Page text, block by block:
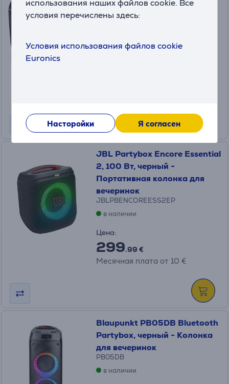
использования наших файлов cookie. Все
условия перечислены здесь:
Условия использования файлов cookie
Euronics
Насторойки Я согласен
Портативная колонка для
вечеринок
в наличии
JBL Partybox Encore Essential
2, 100 Вт, черный -
Портативная колонка для
вечеринок
JBLPBENCOREESS2EP
в наличии
Цена:
299.99 €
Месячная плата от 10 €
Blaupunkt PB05DB Bluetooth
Partybox, черный - Колонка
для вечеринок
PB05DB
в наличии